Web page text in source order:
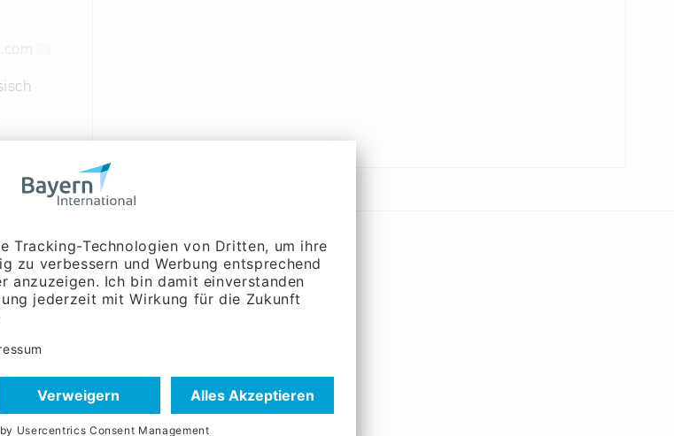
Teil - und Komplettladungen
Lagern, Fördern und Verteilen
Charter broker